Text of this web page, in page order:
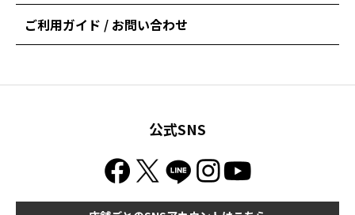
ご利用ガイド / お問い合わせ
公式SNS